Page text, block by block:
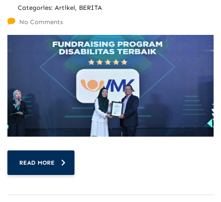
Categories: Artikel, BERITA
No Comments
READ MORE